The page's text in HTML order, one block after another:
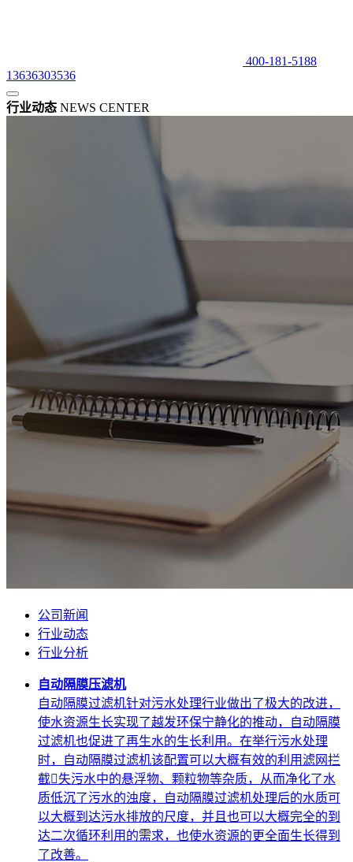
400-181-5188
13636303536
行业动态 NEWS CENTER
公司新闻
行业动态
行业分析
自动隔膜压滤机
自动隔膜过滤机针对污水处理行业做出了极大的改进，
使水资源生长实现了越发环保宁静化的推动，自动隔膜
过滤机也促进了再生水的生长利用。在举行污水处理
时，自动隔膜过滤机该配置可以大概有效的利用滤网拦
截失污水中的悬浮物、颗粒物等杂质，从而净化了水
质低沉了污水的浊度，自动隔膜过滤机处理后的水质可
以大概到达污水排放的尺度，并且也可以大概完全的到
达二次循环利用的需求，也使水资源的更全面生长得到
了改善。